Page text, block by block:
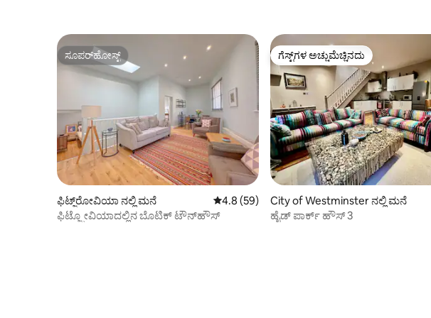
ಸೂಪರ್‌ಹೋಸ್ಟ್
ಸೂಪರ್‌ಹೋಸ್ಟ್
ಫಿಟ್ಜ್‌ರೋವಿಯಾ ನಲ್ಲಿ ಮನೆ 5 ರಲ್ಲಿ 4.8 ಸರಾಸರಿ ರೇಟಿಂಗ್, 59 ವಿಮರ್ಶೆಗಳು
4.8 (59)
ಫಿಟ್ಜ್ರೋವಿಯಾದಲ್ಲಿನ ಬೊಟಿಕ್ ಟೌನ್‌ಹೌಸ್
ಗೆಸ್ಟ್‌ಗಳ ಅಚ್ಚುಮೆಚ್ಚಿನದು
ಗೆಸ್ಟ್‌ಗಳ ಅಚ್ಚುಮೆಚ್ಚಿನದು
City of Westminster ನಲ್ಲಿ ಮನೆ
ಹೈಡ್ ಪಾರ್ಕ್ ಹೌಸ್ 3